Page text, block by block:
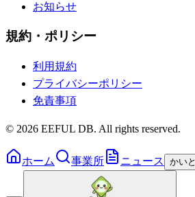
お知らせ
規約・ポリシー
利用規約
プライバシーポリシー
免責事項
© 2026 EEFUL DB. All rights reserved.
ホーム 事業所 ニュース かいと